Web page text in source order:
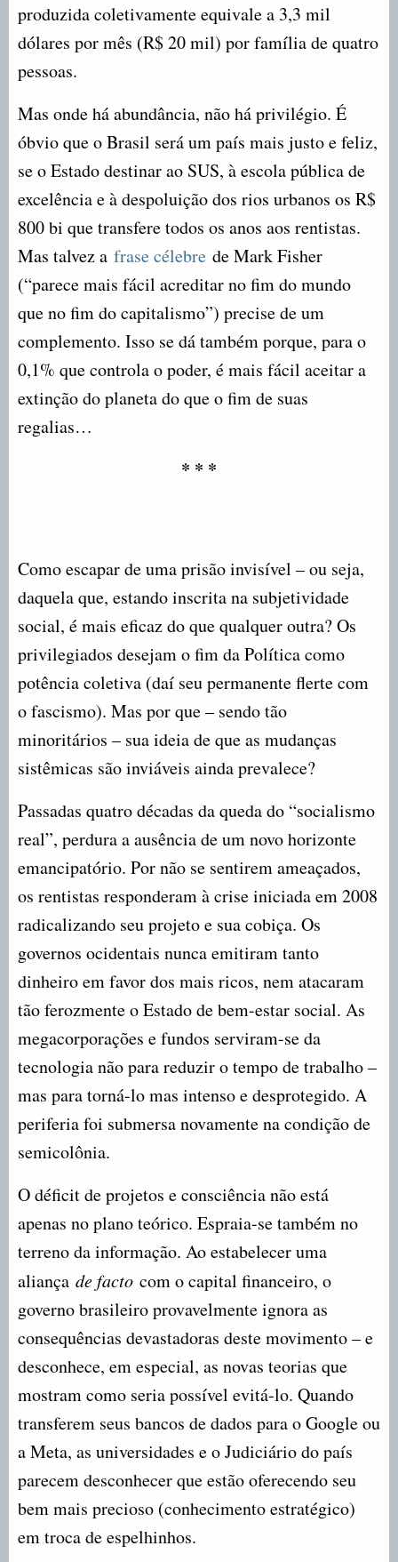
produzida coletivamente equivale a 3,3 mil
dólares por mês (R$ 20 mil) por família de quatro
pessoas.
Mas onde há abundância, não há privilégio. É
óbvio que o Brasil será um país mais justo e feliz,
se o Estado destinar ao SUS, à escola pública de
excelência e à despoluição dos rios urbanos os R$
800 bi que transfere todos os anos aos rentistas.
Mas talvez a frase célebre de Mark Fisher
(“parece mais fácil acreditar no fim do mundo
que no fim do capitalismo”) precise de um
complemento. Isso se dá também porque, para o
0,1% que controla o poder, é mais fácil aceitar a
extinção do planeta do que o fim de suas
regalias…
* * *
Como escapar de uma prisão invisível – ou seja,
daquela que, estando inscrita na subjetividade
social, é mais eficaz do que qualquer outra? Os
privilegiados desejam o fim da Política como
potência coletiva (daí seu permanente flerte com
o fascismo). Mas por que – sendo tão
minoritários – sua ideia de que as mudanças
sistêmicas são inviáveis ainda prevalece?
Passadas quatro décadas da queda do “socialismo
real”, perdura a ausência de um novo horizonte
emancipatório. Por não se sentirem ameaçados,
os rentistas responderam à crise iniciada em 2008
radicalizando seu projeto e sua cobiça. Os
governos ocidentais nunca emitiram tanto
dinheiro em favor dos mais ricos, nem atacaram
tão ferozmente o Estado de bem-estar social. As
megacorporações e fundos serviram-se da
tecnologia não para reduzir o tempo de trabalho –
mas para torná-lo mas intenso e desprotegido. A
periferia foi submersa novamente na condição de
semicolônia.
O déficit de projetos e consciência não está
apenas no plano teórico. Espraia-se também no
terreno da informação. Ao estabelecer uma
aliança de facto com o capital financeiro, o
governo brasileiro provavelmente ignora as
consequências devastadoras deste movimento – e
desconhece, em especial, as novas teorias que
mostram como seria possível evitá-lo. Quando
transferem seus bancos de dados para o Google ou
a Meta, as universidades e o Judiciário do país
parecem desconhecer que estão oferecendo seu
bem mais precioso (conhecimento estratégico)
em troca de espelhinhos.